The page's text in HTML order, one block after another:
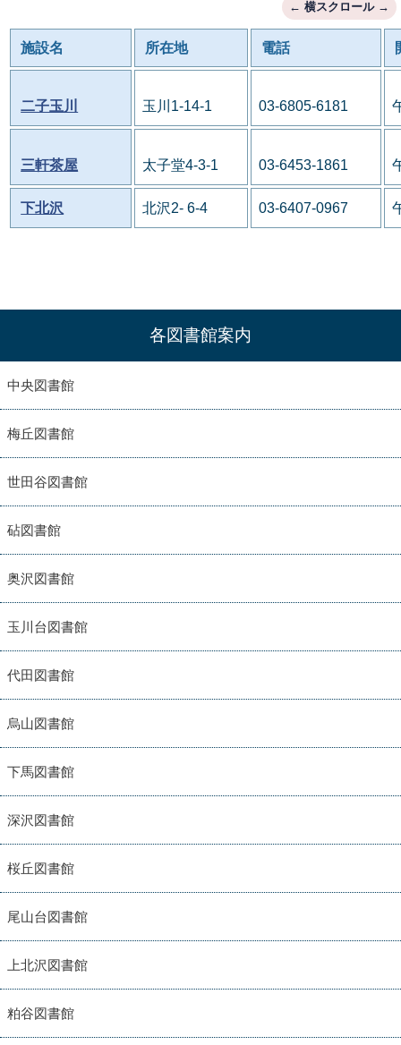
施設名 所在地 電話
二子玉川 玉川1-14-1 03-6805-6181
三軒茶屋 太子堂4-3-1 03-6453-1861
下北沢 北沢2- 6-4 03-6407-0967
各図書館案内
中央図書館
梅丘図書館
世田谷図書館
砧図書館
奥沢図書館
玉川台図書館
代田図書館
烏山図書館
下馬図書館
深沢図書館
桜丘図書館
尾山台図書館
上北沢図書館
粕谷図書館